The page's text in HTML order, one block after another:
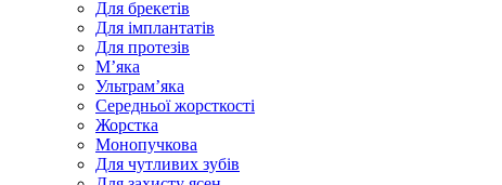
Для брекетів
Для імплантатів
Для протезів
Мʼяка
Ультрамʼяка
Середньої жорсткості
Жорстка
Монопучкова
Для чутливих зубів